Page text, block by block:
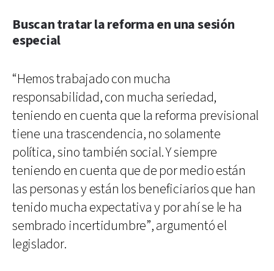
Buscan tratar la reforma en una sesión
especial
“Hemos trabajado con mucha
responsabilidad, con mucha seriedad,
teniendo en cuenta que la reforma previsional
tiene una trascendencia, no solamente
política, sino también social. Y siempre
teniendo en cuenta que de por medio están
las personas y están los beneficiarios que han
tenido mucha expectativa y por ahí se le ha
sembrado incertidumbre”, argumentó el
legislador.